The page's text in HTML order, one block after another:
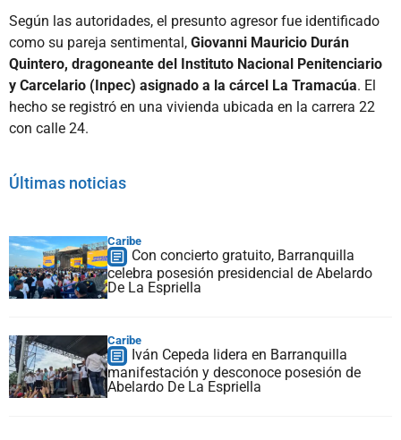
Según las autoridades, el presunto agresor fue identificado
como su pareja sentimental, Giovanni Mauricio Durán
Quintero, dragoneante del Instituto Nacional Penitenciario
y Carcelario (Inpec) asignado a la cárcel La Tramacúa. El
hecho se registró en una vivienda ubicada en la carrera 22
con calle 24.
Últimas noticias
Caribe
Con concierto gratuito, Barranquilla
celebra posesión presidencial de Abelardo
De La Espriella
Caribe
Iván Cepeda lidera en Barranquilla
manifestación y desconoce posesión de
Abelardo De La Espriella